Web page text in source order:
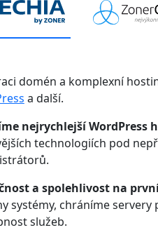
domén a komplexní
a další.
nejrychlejší WordPress
technologiích pod
a spolehlivost na
systémy, chráníme
služeb.